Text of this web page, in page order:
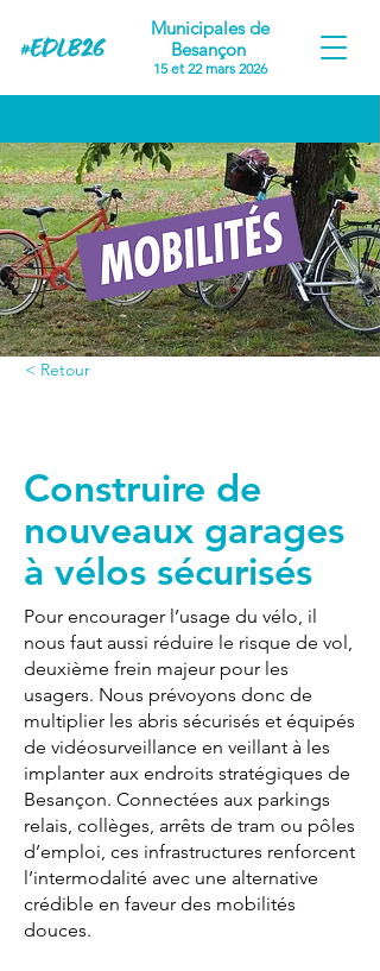
Municipales de
Besançon
15 et 22 mars 2026
< Retour
Construire de
nouveaux garages
à vélos sécurisés
Pour encourager l’usage du vélo, il
nous faut aussi réduire le risque de vol,
deuxième frein majeur pour les
usagers. Nous prévoyons donc de
multiplier les abris sécurisés et équipés
de vidéosurveillance en veillant à les
implanter aux endroits stratégiques de
Besançon. Connectées aux parkings
relais, collèges, arrêts de tram ou pôles
d’emploi, ces infrastructures renforcent
l’intermodalité avec une alternative
crédible en faveur des mobilités
douces.